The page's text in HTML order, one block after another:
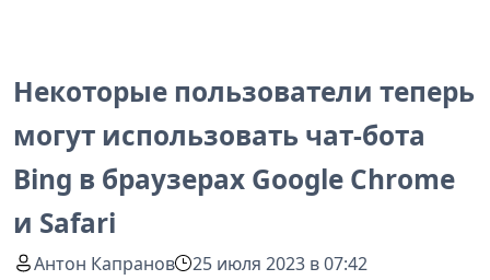
Некоторые пользователи теперь
могут использовать чат-бота
Bing в браузерах Google Chrome
и Safari
Антон Капранов
25 июля 2023 в 07:42